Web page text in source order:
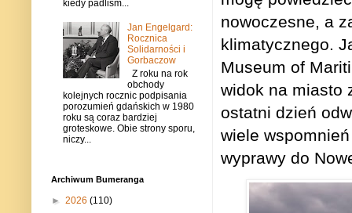
nowoczesne, a
klimatycznego.
Museum of
widok na miasto
ostatni dzień
wiele
wyprawy do
kiedy padliśm...
Jan Engelgard:
Rocznica
Solidarności i
Gorbaczow
Z roku na rok
obchody
kolejnych rocznic podpisania
porozumień gdańskich w 1980
roku są coraz bardziej
groteskowe. Obie strony sporu,
niczy...
Archiwum Bumeranga
► 2026 (110)